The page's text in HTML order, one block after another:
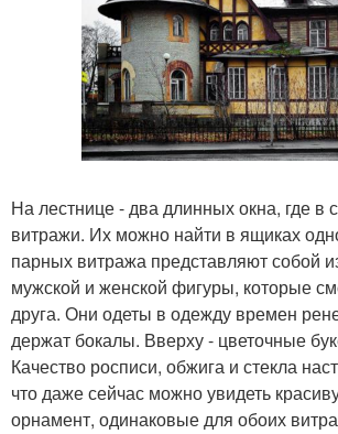
На лестнице - два длинных окна, где в
витражи. Их можно найти в ящиках
парных витража представляют собой
мужской и женской фигуры, которые
друга. Они одеты в одежду времен
держат бокалы. Вверху - цветочные
Качество росписи, обжига и стекла
что даже сейчас можно увидеть
орнамент, одинаковые для обоих